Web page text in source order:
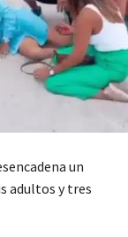
un
adultos y tres